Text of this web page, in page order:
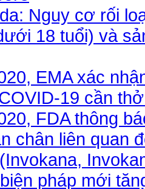
Nguy cơ rối
18 tuổi) và
EMA xác
19 cần
FDA thông
chân liên quan
pháp mới